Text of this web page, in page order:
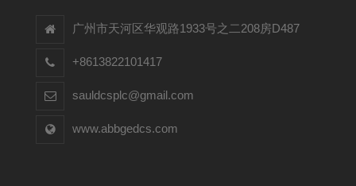
广州市天河区华观路1933号之二208房D487
+8613822101417
sauldcsplc@gmail.com
www.abbgedcs.com